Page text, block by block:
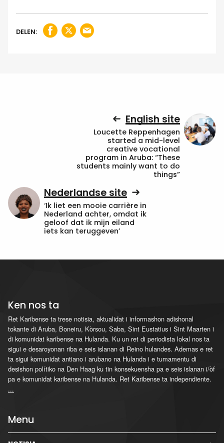
DELEN:
English site
Loucette Reppenhagen
started a mid-level
creative vocational
program in Aruba: “These
students mainly want to do
things”
Nederlandse site
‘Ik liet een mooie carrière in
Nederland achter, omdat ik
geloof dat ik mijn eiland
iets kan teruggeven’
Ken nos ta
Ret Karibense ta trese notisia, aktualidat i informashon adishonal
tokante di Aruba, Boneiru, Kòrsou, Saba, Sint Eustatius i Sint Maarten i
di komunidat karibense na Hulanda. Ku un ret di periodista lokal nos ta
sigui e desaroyonan riba e seis islanan di Reino hulandes. Ademas e ret
ta sigui komunidat antiano i arubano na Hulanda i e tumamentu di
desishon polítiko na Den Haag ku tin konsekuensha pa e seis islanan i/òf
pa e komunidat karibense na Hulanda. Ret Karibense ta independiente.
...
Menu